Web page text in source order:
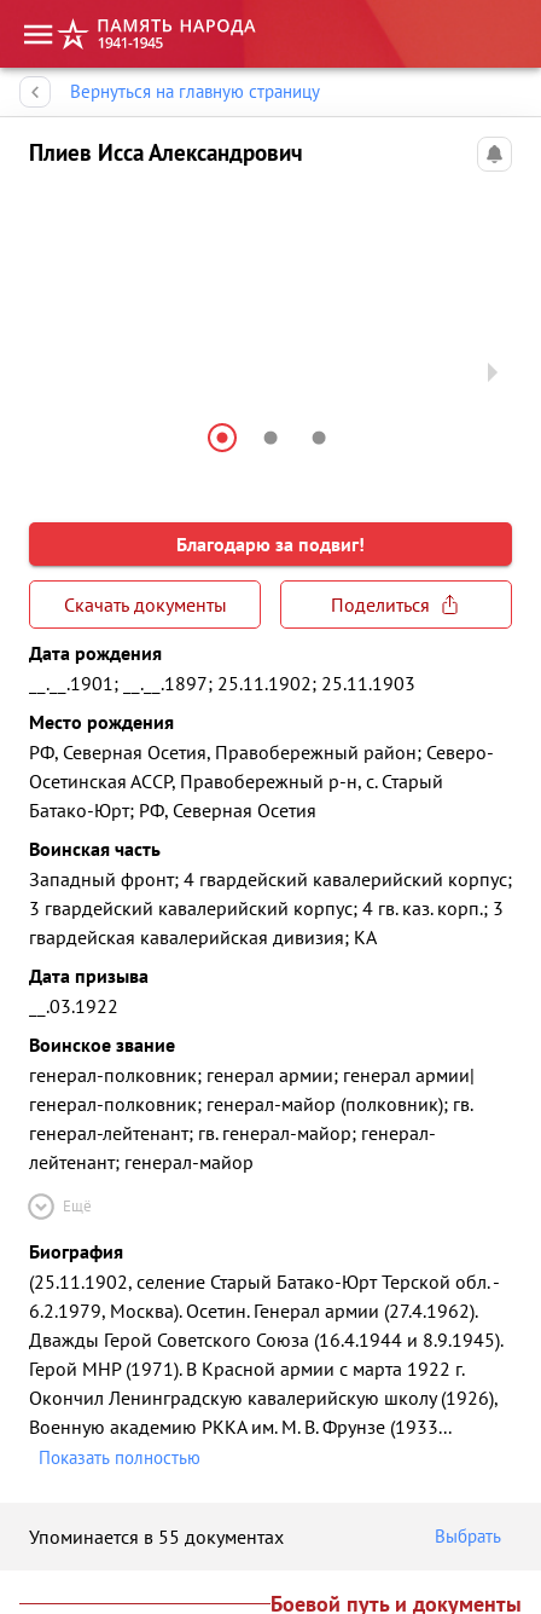
Вернуться на главную страницу
Плиев Исса Александрович
Благодарю за подвиг!
Скачать документы
Поделиться
Дата рождения
__.__.1901; __.__.1897; 25.11.1902; 25.11.1903
Место рождения
РФ, Северная Осетия, Правобережный район; Северо-
Осетинская АССР, Правобережный р-н, с. Старый
Батако-Юрт; РФ, Северная Осетия
Воинская часть
Западный фронт; 4 гвардейский кавалерийский корпус;
3 гвардейский кавалерийский корпус; 4 гв. каз. корп.; 3
гвардейская кавалерийская дивизия; КА
Дата призыва
__.03.1922
Воинское звание
генерал-полковник; генерал армии; генерал армии|
генерал-полковник; генерал-майор (полковник); гв.
генерал-лейтенант; гв. генерал-майор; генерал-
лейтенант; генерал-майор
Ещё
Биография
(25.11.1902, селение Старый Батако-Юрт Терской обл. -
6.2.1979, Москва). Осетин. Генерал армии (27.4.1962).
Дважды Герой Советского Союза (16.4.1944 и 8.9.1945).
Герой МНР (1971). В Красной армии с марта 1922 г.
Окончил Ленинградскую кавалерийскую школу (1926),
Военную академию РККА им. М. В. Фрунзе (1933...
Показать полностью
Упоминается в 55 документах Выбрать
Боевой путь и документы
Память народа